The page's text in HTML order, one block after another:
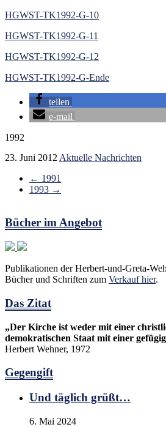
HGWST-TK1992-G-10
HGWST-TK1992-G-11
HGWST-TK1992-G-12
HGWST-TK1992-G-Ende
teilen
e-mail
1992
23. Juni 2012 Aktuelle Nachrichten
← 1991
1993 →
Bücher im Angebot
Publikationen der Herbert-und-Greta-
Bücher und Schriften zum Verkauf hier.
Das Zitat
„Der Kirche ist weder mit einer
demokratischen Staat mit einer
Herbert Wehner, 1972
Gegengift
Und täglich grüßt…
6. Mai 2024